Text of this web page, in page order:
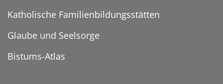
Katholische Familienbildungsstätten
Glaube und Seelsorge
Bistums-Atlas